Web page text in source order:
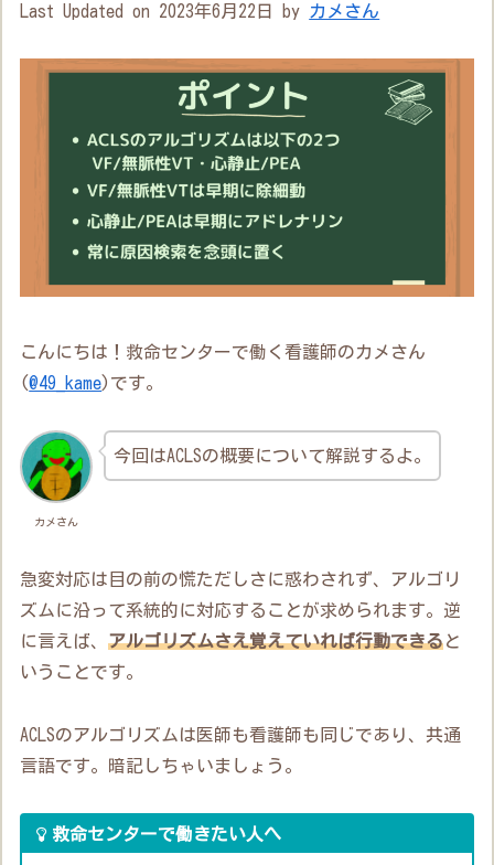
Last Updated on 2023年6月22日 by カメさん
こんにちは！救命センターで働く看護師のカメさん
(@49_kame)です。
カメさん
今回はACLSの概要について解説するよ。
急変対応は目の前の慌ただしさに惑わされず、アルゴリ
ズムに沿って系統的に対応することが求められます。逆
に言えば、アルゴリズムさえ覚えていれば行動できると
いうことです。
ACLSのアルゴリズムは医師も看護師も同じであり、共通
言語です。暗記しちゃいましょう。
救命センターで働きたい人へ